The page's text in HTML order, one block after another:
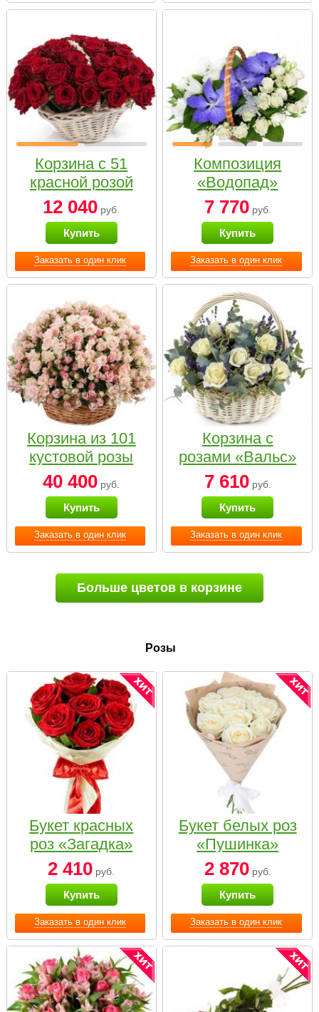
Заказать в один клик
Корзина с 51
красной розой
12 040 руб.
Купить
Заказать в один клик
Композиция
«Водопад»
7 770руб.
Купить
Заказать в один клик
Корзина из 101
кустовой розы
нежных тонов
40 400 руб.
Купить
Заказать в один клик
Корзина с
розами «Вальс»
7 610руб.
Купить
Больше цветов в корзине
Розы
Заказать в один клик
Букет красных
роз «Загадка»
2 410 руб.
Купить
Заказать в один клик
Букет белых роз
«Пушинка»
2 870руб.
Купить